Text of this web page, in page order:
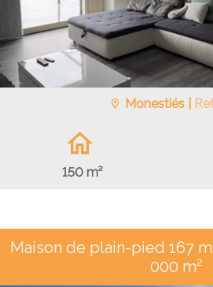
Monestiés |
150 m²
Maison de plain-pied 167
000 m²